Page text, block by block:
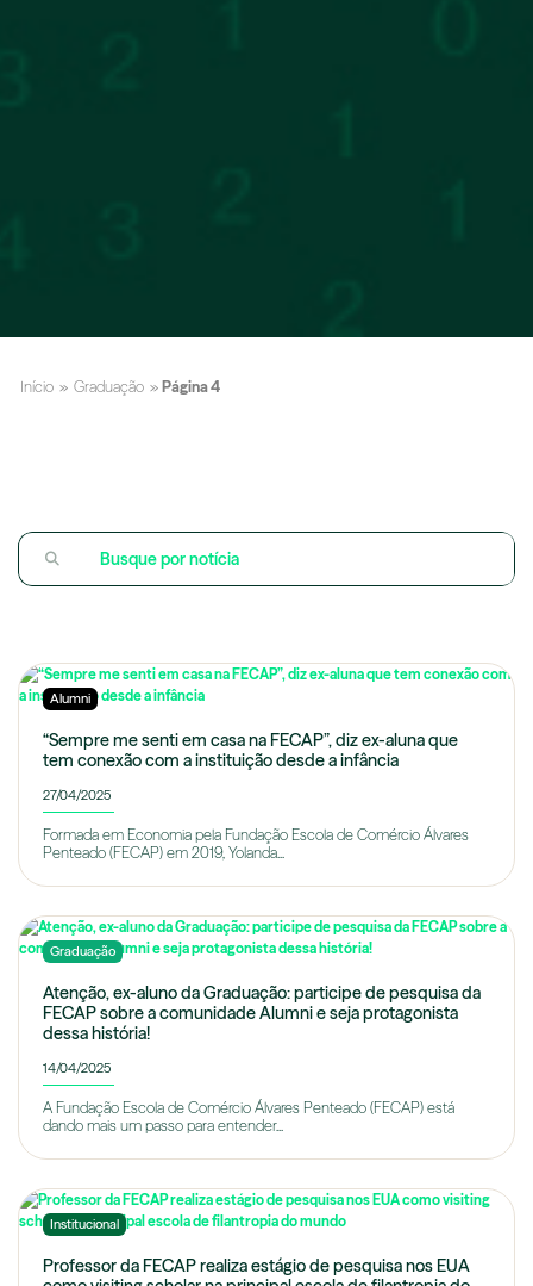
Início » Graduação » Página 4
Alumni
“Sempre me senti em casa na FECAP”, diz ex-aluna que
tem conexão com a instituição desde a infância
27/04/2025
Formada em Economia pela Fundação Escola de Comércio Álvares
Penteado (FECAP) em 2019, Yolanda...
Graduação
Atenção, ex-aluno da Graduação: participe de pesquisa da
FECAP sobre a comunidade Alumni e seja protagonista
dessa história!
14/04/2025
A Fundação Escola de Comércio Álvares Penteado (FECAP) está
dando mais um passo para entender...
Institucional
Professor da FECAP realiza estágio de pesquisa nos EUA